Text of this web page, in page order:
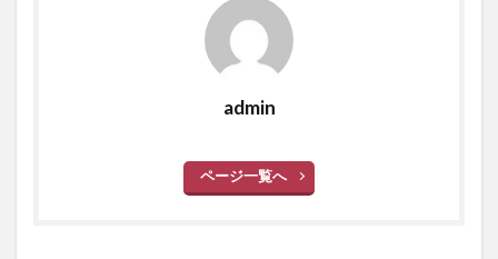
admin
ページ一覧へ